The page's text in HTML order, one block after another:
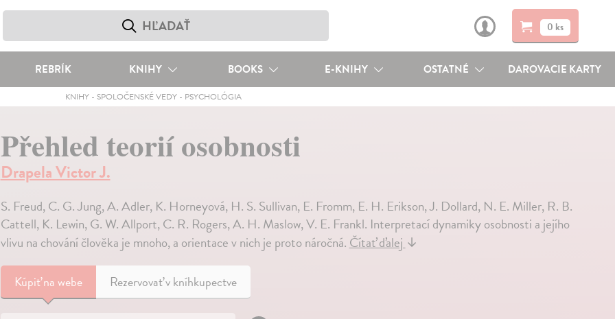
0 ks
REBRÍK KNIHY BOOKS E-KNIHY OSTATNÉ DAROVACIE KARTY
KNIHY - SPOLOČENSKÉ VEDY - PSYCHOLÓGIA
Přehled teorií osobnosti
Drapela Victor J.
S. Freud, C. G. Jung, A. Adler, K. Horneyová, H. S. Sullivan, E. Fromm, E. H. Erikson, J. Dollard, N. E. Miller, R. B.
Cattell, K. Lewin, G. W. Allport, C. R. Rogers, A. H. Maslow, V. E. Frankl. Interpretací dynamiky osobnosti a jejího
vlivu na chování člověka je mnoho, a orientace v nich je proto náročná.Čítať ďalej↓
Kúpiťna webe Rezervovať v kníhkupectve